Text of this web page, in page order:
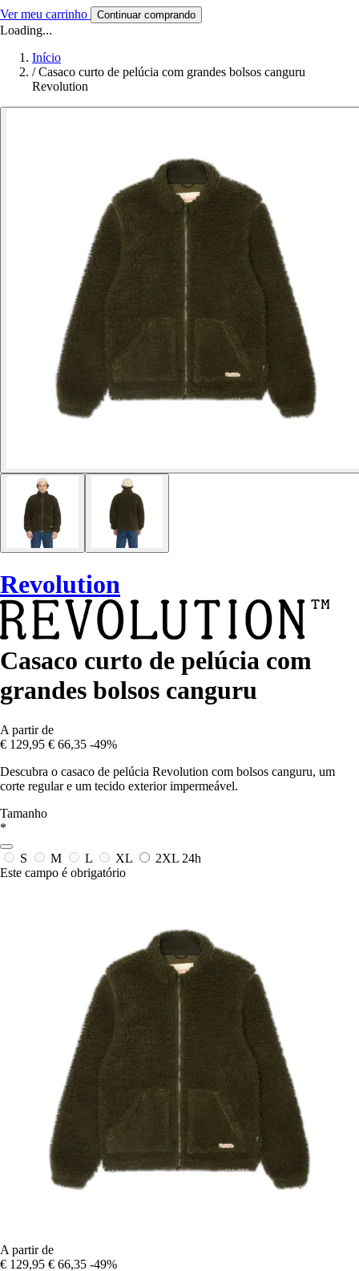
Ver meu carrinho Continuar comprando
Loading...
Início
/ Casaco curto de pelúcia com grandes bolsos canguru
Revolution
Revolution
Casaco curto de pelúcia com
grandes bolsos canguru
A partir de
€ 129,95 € 66,35 -49%
Descubra o casaco de pelúcia Revolution com bolsos canguru, um
corte regular e um tecido exterior impermeável.
Tamanho
*
S M L XL 2XL 24h
Este campo é obrigatório
A partir de
€ 129,95 € 66,35 -49%